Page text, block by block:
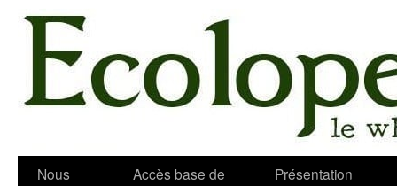
Nous
Accès base de
Présentation